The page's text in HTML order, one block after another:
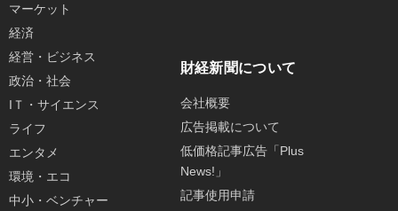
マーケット
経済
経営・ビジネス
政治・社会
IＴ・サイエンス
ライフ
エンタメ
環境・エコ
中小・ベンチャー
財経新聞について
会社概要
広告掲載について
低価格記事広告「Plus
News!」
記事使用申請